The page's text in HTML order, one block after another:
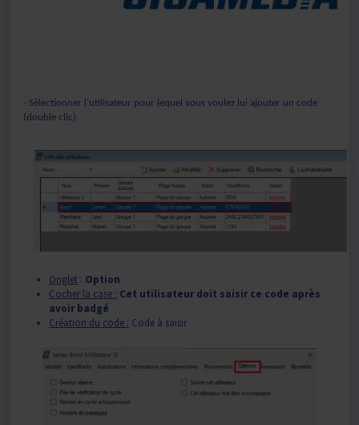
- Sélectionner l’utilisateur pour lequel vous voulez lui ajouter un code
(double clic)
Onglet : Option
Cocher la case : Cet utilisateur doit saisir ce code après
avoir badgé
Création du code : Code à saisir